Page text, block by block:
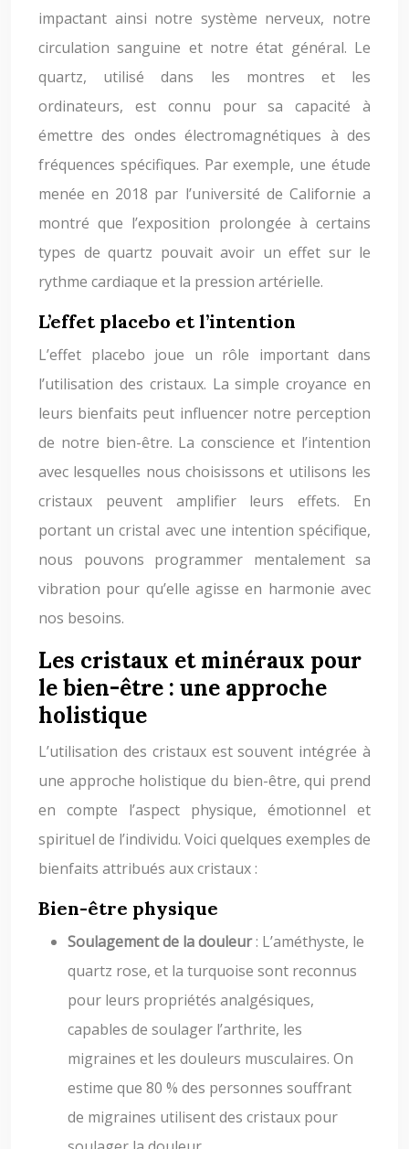
impactant ainsi notre système nerveux, notre
circulation sanguine et notre état général. Le
quartz, utilisé dans les montres et les
ordinateurs, est connu pour sa capacité à
émettre des ondes électromagnétiques à des
fréquences spécifiques. Par exemple, une étude
menée en 2018 par l’université de Californie a
montré que l’exposition prolongée à certains
types de quartz pouvait avoir un effet sur le
rythme cardiaque et la pression artérielle.
L’effet placebo et l’intention
L’effet placebo joue un rôle important dans
l’utilisation des cristaux. La simple croyance en
leurs bienfaits peut influencer notre perception
de notre bien-être. La conscience et l’intention
avec lesquelles nous choisissons et utilisons les
cristaux peuvent amplifier leurs effets. En
portant un cristal avec une intention spécifique,
nous pouvons programmer mentalement sa
vibration pour qu’elle agisse en harmonie avec
nos besoins.
Les cristaux et minéraux pour
le bien-être : une approche
holistique
L’utilisation des cristaux est souvent intégrée à
une approche holistique du bien-être, qui prend
en compte l’aspect physique, émotionnel et
spirituel de l’individu. Voici quelques exemples de
bienfaits attribués aux cristaux :
Bien-être physique
Soulagement de la douleur: L’améthyste, le
quartz rose, et la turquoise sont reconnus
pour leurs propriétés analgésiques,
capables de soulager l’arthrite, les
migraines et les douleurs musculaires. On
estime que 80 % des personnes souffrant
de migraines utilisent des cristaux pour